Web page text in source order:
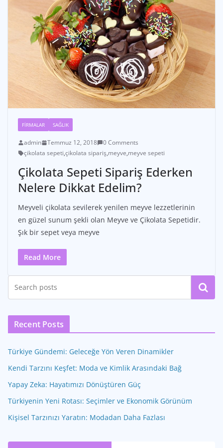
FIRMALAR SAĞLIK
admin Temmuz 12, 2018
0 Comments
çikolata sepeti,çikolata sipariş,meyve,meyve sepeti
Çikolata Sepeti Sipariş Ederken
Nelere Dikkat Edelim?
Meyveli çikolata sevilerek yenilen meyve lezzetlerinin
en güzel sunum şekli olan Meyve ve Çikolata Sepetidir.
Şık bir sepet veya meyve
Read More
Ara
Recent Posts
Türkiye Gündemi: Geleceğe Yön Veren Dinamikler
Kendi Tarzını Keşfet: Moda ve Kimlik Arasındaki Bağ
Yapay Zeka: Hayatımızı Dönüştüren Güç
Türkiyenin Yeni Rotası: Seçimler ve Ekonomik Görünüm
Kişisel Tarzınızı Yaratın: Modadan Daha Fazlası